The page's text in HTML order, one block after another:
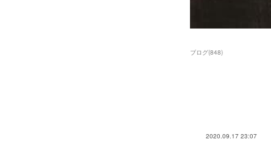
ブログ(848)
2020.09.17 23:07